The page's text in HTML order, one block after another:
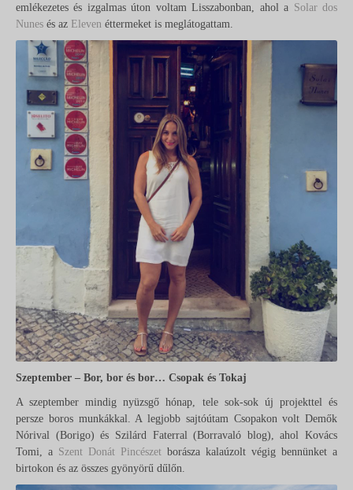
emlékezetes és izgalmas úton voltam Lisszabonban, ahol a Solar dos
Nunes és az Eleven éttermeket is meglátogattam.
Szeptember – Bor, bor és bor… Csopak és Tokaj
A szeptember mindig nyüzsgő hónap, tele sok-sok új projekttel és
persze boros munkákkal. A legjobb sajtóútam Csopakon volt Demők
Nórival (Borigo) és Szilárd Faterral (Borravaló blog), ahol Kovács
Tomi, a Szent Donát Pincészet borásza kalaúzolt végig bennünket a
birtokon és az összes gyönyörű dűlőn.